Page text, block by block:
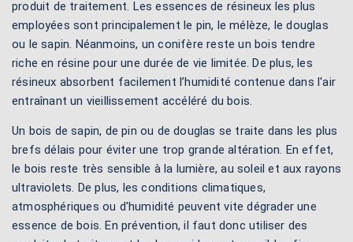
produit de traitement. Les essences de résineux les plus
employées sont principalement le pin, le mélèze, le douglas
ou le sapin. Néanmoins, un conifère reste un bois tendre
riche en résine pour une durée de vie limitée. De plus, les
résineux absorbent facilement l’humidité contenue dans l'air
entraînant un vieillissement accéléré du bois.
Un bois de sapin, de pin ou de douglas se traite dans les plus
brefs délais pour éviter une trop grande altération. En effet,
le bois reste très sensible à la lumière, au soleil et aux rayons
ultraviolets. De plus, les conditions climatiques,
atmosphériques ou d'humidité peuvent vite dégrader une
essence de bois. En prévention, il faut donc utiliser des